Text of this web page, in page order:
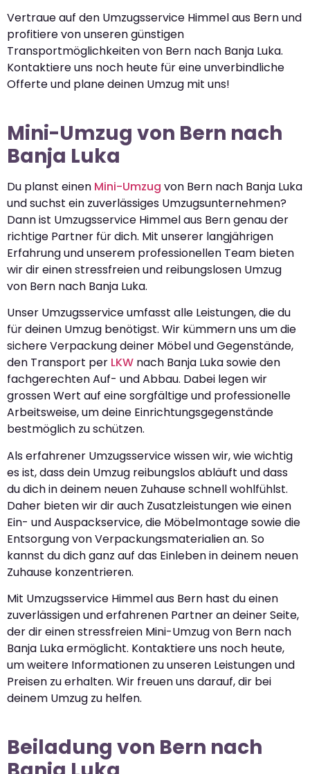
Vertraue auf den Umzugsservice Himmel aus Bern und
profitiere von unseren günstigen
Transportmöglichkeiten von Bern nach Banja Luka.
Kontaktiere uns noch heute für eine unverbindliche
Offerte und plane deinen Umzug mit uns!
Mini-Umzug von Bern nach
Banja Luka
Du planst einen Mini-Umzug von Bern nach Banja Luka
und suchst ein zuverlässiges Umzugsunternehmen?
Dann ist Umzugsservice Himmel aus Bern genau der
richtige Partner für dich. Mit unserer langjährigen
Erfahrung und unserem professionellen Team bieten
wir dir einen stressfreien und reibungslosen Umzug
von Bern nach Banja Luka.
Unser Umzugsservice umfasst alle Leistungen, die du
für deinen Umzug benötigst. Wir kümmern uns um die
sichere Verpackung deiner Möbel und Gegenstände,
den Transport per LKW nach Banja Luka sowie den
fachgerechten Auf- und Abbau. Dabei legen wir
grossen Wert auf eine sorgfältige und professionelle
Arbeitsweise, um deine Einrichtungsgegenstände
bestmöglich zu schützen.
Als erfahrener Umzugsservice wissen wir, wie wichtig
es ist, dass dein Umzug reibungslos abläuft und dass
du dich in deinem neuen Zuhause schnell wohlfühlst.
Daher bieten wir dir auch Zusatzleistungen wie einen
Ein- und Auspackservice, die Möbelmontage sowie die
Entsorgung von Verpackungsmaterialien an. So
kannst du dich ganz auf das Einleben in deinem neuen
Zuhause konzentrieren.
Mit Umzugsservice Himmel aus Bern hast du einen
zuverlässigen und erfahrenen Partner an deiner Seite,
der dir einen stressfreien Mini-Umzug von Bern nach
Banja Luka ermöglicht. Kontaktiere uns noch heute,
um weitere Informationen zu unseren Leistungen und
Preisen zu erhalten. Wir freuen uns darauf, dir bei
deinem Umzug zu helfen.
Beiladung von Bern nach